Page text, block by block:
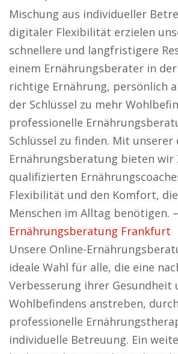
Mischung aus individueller
digitaler Flexibilität erzielen
schnellere und langfristigere
einem Ernährungsberater in der
richtige Ernährung, persönlich
der Schlüssel zu mehr
professionelle
Schlüssel zu finden. Mit
Ernährungsberatung bieten wir
qualifizierten
Flexibilität und den Komfort,
Menschen im Alltag benötigen. –
Ernährungsberatung Frankfurt
Unsere Online-
ideale Wahl für alle, die eine
Verbesserung ihrer Gesundheit
Wohlbefindens anstreben,
professionelle
individuelle Betreuung. Ein